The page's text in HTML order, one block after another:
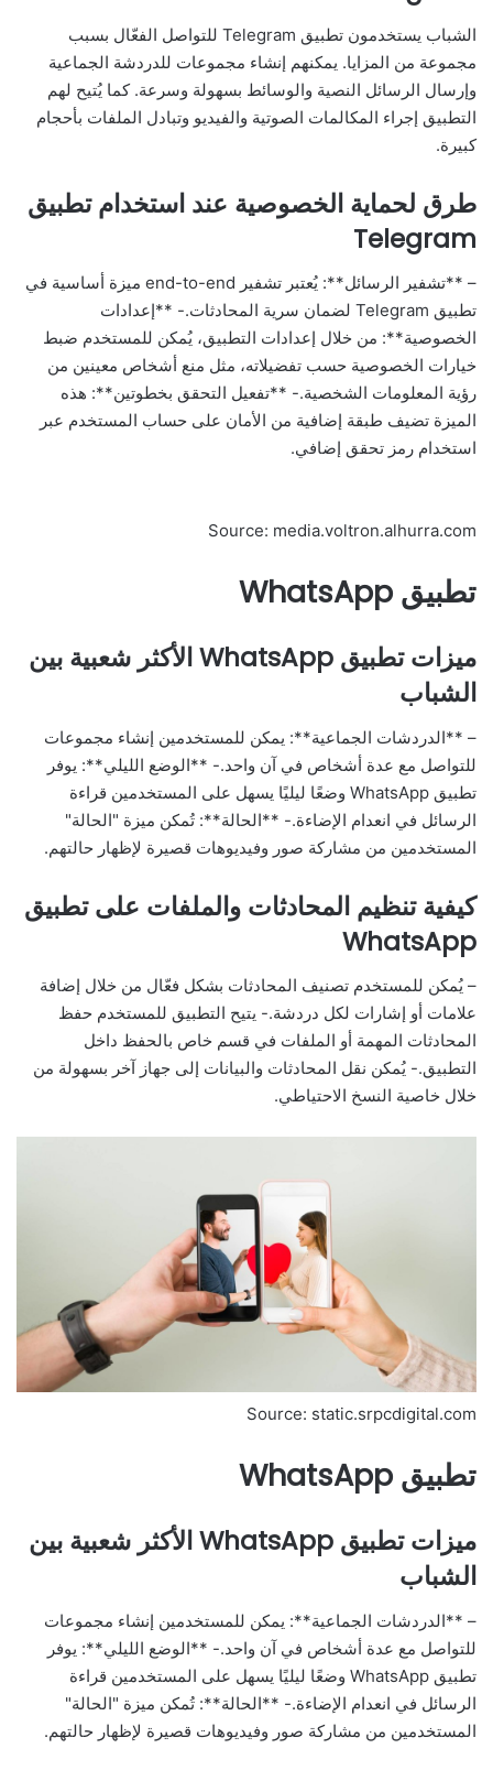
الشباب يستخدمون تطبيق Telegram للتواصل الفعّال بسبب
مجموعة من المزايا. يمكنهم إنشاء مجموعات للدردشة الجماعية
وإرسال الرسائل النصية والوسائط بسهولة وسرعة. كما يُتيح لهم
التطبيق إجراء المكالمات الصوتية والفيديو وتبادل الملفات بأحجام
كبيرة.
طرق لحماية الخصوصية عند استخدام تطبيق
Telegram
– **تشفير الرسائل**: يُعتبر تشفير end-to-end ميزة أساسية في
تطبيق Telegram لضمان سرية المحادثات.- **إعدادات
الخصوصية**: من خلال إعدادات التطبيق، يُمكن للمستخدم ضبط
خيارات الخصوصية حسب تفضيلاته، مثل منع أشخاص معينين من
رؤية المعلومات الشخصية.- **تفعيل التحقق بخطوتين**: هذه
الميزة تضيف طبقة إضافية من الأمان على حساب المستخدم عبر
استخدام رمز تحقق إضافي.
Source: media.voltron.alhurra.com
تطبيق WhatsApp
ميزات تطبيق WhatsApp الأكثر شعبية بين
الشباب
– **الدردشات الجماعية**: يمكن للمستخدمين إنشاء مجموعات
للتواصل مع عدة أشخاص في آن واحد.- **الوضع الليلي**: يوفر
تطبيق WhatsApp وضعًا ليليًا يسهل على المستخدمين قراءة
الرسائل في انعدام الإضاءة.- **الحالة**: تُمكن ميزة "الحالة"
المستخدمين من مشاركة صور وفيديوهات قصيرة لإظهار حالتهم.
كيفية تنظيم المحادثات والملفات على تطبيق
WhatsApp
– يُمكن للمستخدم تصنيف المحادثات بشكل فعّال من خلال إضافة
علامات أو إشارات لكل دردشة.- يتيح التطبيق للمستخدم حفظ
المحادثات المهمة أو الملفات في قسم خاص بالحفظ داخل
التطبيق.- يُمكن نقل المحادثات والبيانات إلى جهاز آخر بسهولة من
خلال خاصية النسخ الاحتياطي.
Source: static.srpcdigital.com
تطبيق WhatsApp
ميزات تطبيق WhatsApp الأكثر شعبية بين
الشباب
– **الدردشات الجماعية**: يمكن للمستخدمين إنشاء مجموعات
للتواصل مع عدة أشخاص في آن واحد.- **الوضع الليلي**: يوفر
تطبيق WhatsApp وضعًا ليليًا يسهل على المستخدمين قراءة
الرسائل في انعدام الإضاءة.- **الحالة**: تُمكن ميزة "الحالة"
المستخدمين من مشاركة صور وفيديوهات قصيرة لإظهار حالتهم.